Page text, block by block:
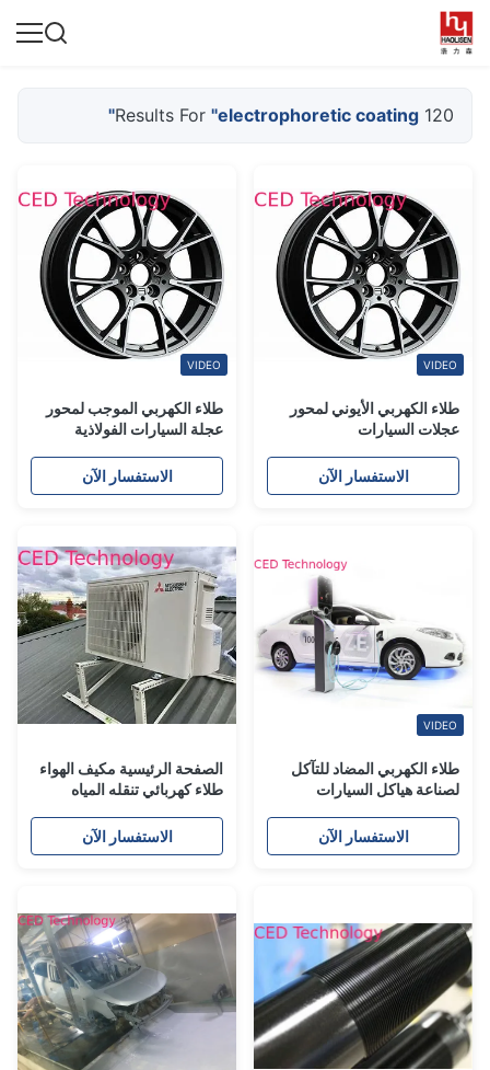
120 Results For
"electrophoretic coating"
VIDEO
طلاء الكهربي الأيوني لمحور
عجلات السيارات
الاستفسار الآن
VIDEO
طلاء الكهربي الموجب لمحور
عجلة السيارات الفولاذية
الاستفسار الآن
VIDEO
طلاء الكهربي المضاد للتآكل
لصناعة هياكل السيارات
الاستفسار الآن
الصفحة الرئيسية مكيف الهواء
طلاء كهربائي تنقله المياه
الاستفسار الآن